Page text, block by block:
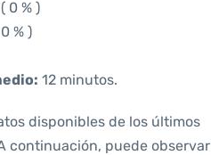
0 % )
% )
12 minutos.
disponibles de los últimos
continuación, puede observar